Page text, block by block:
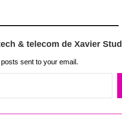
& telecom de Xavier
sent to your email.